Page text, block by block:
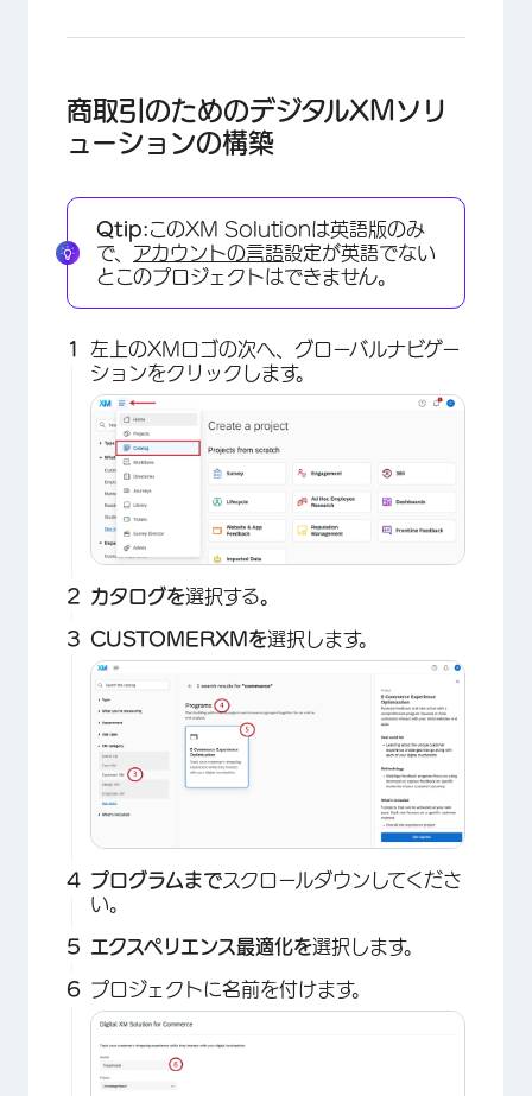
商取引のためのデジタルXMソリ
ューションの構築
Qtip:このXM Solutionは英語版のみ
で、 アカウントの言語設定が英語でない
とこのプロジェクトはできません。
左上のXMロゴの次へ、グローバルナビゲー
ションをクリックします。
カタログを選択する。
CUSTOMERXMを選択します。
プログラムまでスクロールダウンしてくださ
い。
エクスペリエンス最適化を選択します。
プロジェクトに名前を付けます。